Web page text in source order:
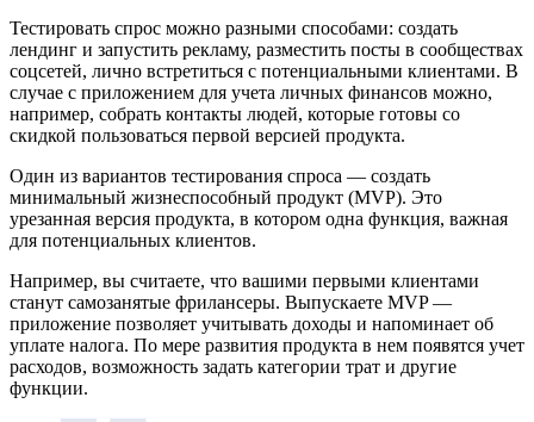
Тестировать спрос можно разными способами: создать
лендинг и запустить рекламу, разместить посты в сообществах
соцсетей, лично встретиться с потенциальными клиентами. В
случае с приложением для учета личных финансов можно,
например, собрать контакты людей, которые готовы со
скидкой пользоваться первой версией продукта.
Один из вариантов тестирования спроса — создать
минимальный жизнеспособный продукт (MVP). Это
урезанная версия продукта, в котором одна функция, важная
для потенциальных клиентов.
Например, вы считаете, что вашими первыми клиентами
станут самозанятые фрилансеры. Выпускаете MVP —
приложение позволяет учитывать доходы и напоминает об
уплате налога. По мере развития продукта в нем появятся учет
расходов, возможность задать категории трат и другие
функции.